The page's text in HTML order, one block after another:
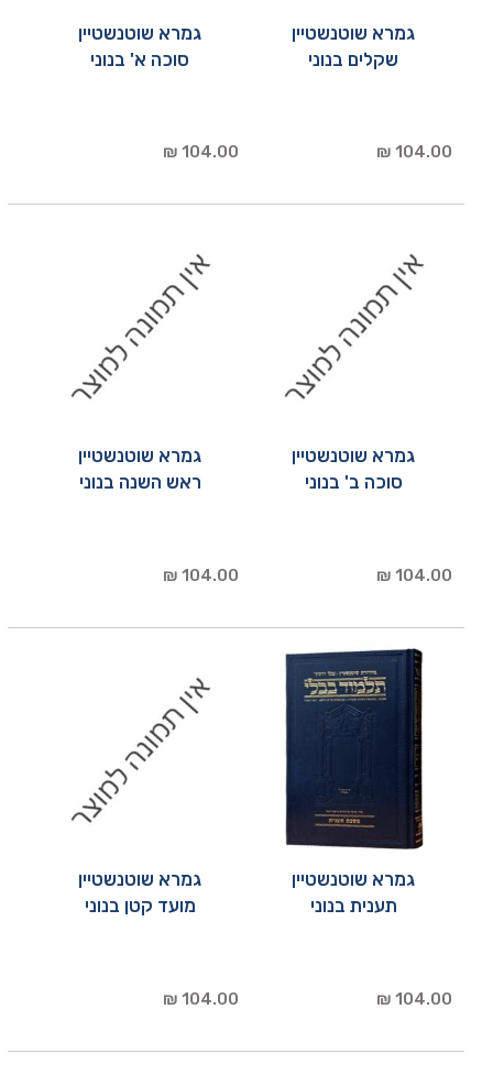
גמרא שוטנשטיין
שקלים בנוני
104.00 ₪
גמרא שוטנשטיין
סוכה א' בנוני
104.00 ₪
גמרא שוטנשטיין
סוכה ב' בנוני
104.00 ₪
גמרא שוטנשטיין
ראש השנה בנוני
104.00 ₪
גמרא שוטנשטיין
תענית בנוני
104.00 ₪
גמרא שוטנשטיין
מועד קטן בנוני
104.00 ₪